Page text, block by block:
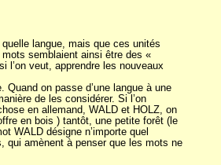
langue, mais que ces unités
semblaient ainsi être des «
l’on veut, apprendre les nouveaux
on passe d’une langue à une
de les considérer. Si l’on
en allemand, WALD et HOLZ, on
en bois ) tantôt, une petite forêt (le
WALD désigne n’importe quel
qui amènent à penser que les mots ne